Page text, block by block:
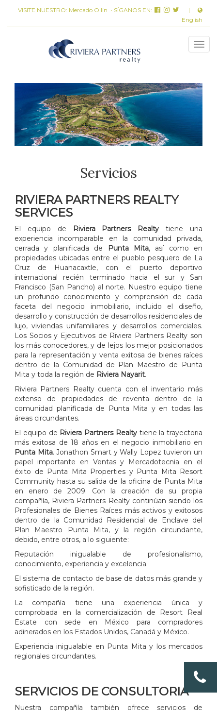
VISITE NUESTRO: Mercado Ollin • SÍGANOS EN:
|
English
Servicios
RIVIERA PARTNERS REALTY
SERVICES
El equipo de Riviera Partners Realty tiene una
experiencia incomparable en la comunidad privada,
cerrada y planificada de
Punta Mita, así como en
propiedades ubicadas entre el pueblo pesquero de La
Cruz de Huanacaxtle, con el puerto deportivo
internacional recién terminado hacia el sur y San
Francisco (San Pancho) al norte. Nuestro equipo tiene
un profundo conocimiento y comprensión de cada
faceta del negocio inmobiliario, incluido el diseño,
desarrollo y construcción de desarrollos residenciales de
lujo, viviendas unifamiliares y desarrollos comerciales.
Los Socios y Ejecutivos de Riviera Partners Realty son
los más conocedores, y de lejos los mejor posicionados
para la representación y venta exitosa de bienes raíces
dentro de la Comunidad de Plan Maestro de Punta
Mita y toda la región de Riviera Nayarit.
Riviera Partners Realty cuenta con el inventario más
extenso de propiedades de reventa dentro de la
comunidad planificada de Punta Mita y en todas las
áreas circundantes.
El equipo de Riviera Partners Realtytiene la trayectoria
más exitosa de 18 años en el negocio inmobiliario en
Punta Mita. Jonathon Smart y Wally Lopez tuvieron un
papel importante en Ventas y Mercadotecnia en el
éxito de Punta Mita Properties y Punta Mita Resort
Community hasta su salida de la oficina de Punta Mita
en enero de 2009. Con la creación de su propia
compañía, Riviera Partners Realty continúan siendo los
Profesionales de Bienes Raíces más activos y exitosos
dentro de la Comunidad Residencial de Enclave del
Plan Maestro Punta Mita, y la región circundante,
debido, entre otros, a lo siguiente:
Reputación inigualable de profesionalismo,
conocimiento, experiencia y excelencia.
El sistema de contacto de base de datos más grande y
sofisticado de la región.
La compañía tiene una experiencia única y
comprobada en la comercialización de Resort Real
Estate con sede en México para compradores
adinerados en los Estados Unidos, Canadá y México.
Experiencia inigualable en Punta Mita y los mercados
regionales circundantes.
SERVICIOS DE CONSULTORIA
Nuestra compañía también ofrece servicios de